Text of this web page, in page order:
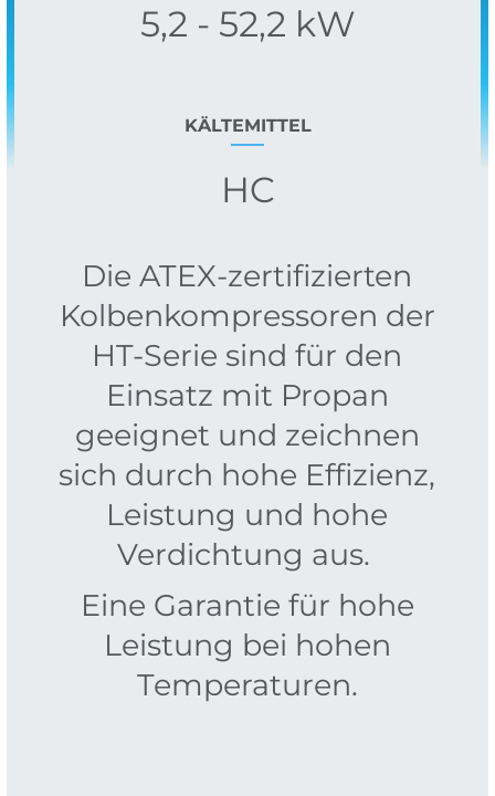
5,2 - 52,2 kW
KÄLTEMITTEL
HC
Die ATEX-zertifizierten
Kolbenkompressoren der
HT-Serie sind für den
Einsatz mit Propan
geeignet und zeichnen
sich durch hohe Effizienz,
Leistung und hohe
Verdichtung aus.
Eine Garantie für hohe
Leistung bei hohen
Temperaturen.